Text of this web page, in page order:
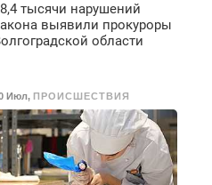
тысячи нарушений
выявили прокуроры
области
Июл, ПРОИСШЕСТВИЯ